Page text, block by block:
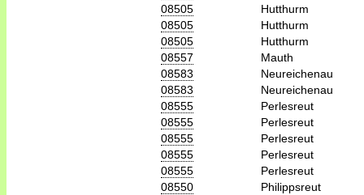
08505
Hutthurm
08505
Hutthurm
08505
Hutthurm
08557
Mauth
08583
Neureichenau
08583
Neureichenau
08555
Perlesreut
08555
Perlesreut
08555
Perlesreut
08555
Perlesreut
08555
Perlesreut
08550
Philippsreut